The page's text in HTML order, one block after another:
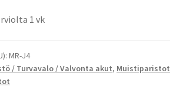
1 vk
MR-J4
/ Turvavalo / Valvonta akut, Muistiparistot